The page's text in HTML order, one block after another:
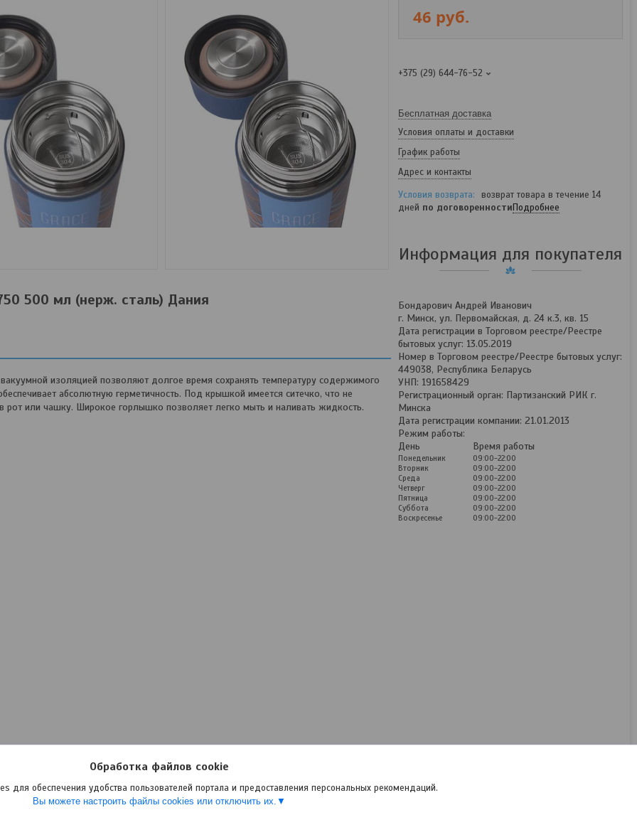
500 мл (нерж. сталь) Дания
изоляцией позволяют долгое время сохранять температуру содержимого
абсолютную герметичность. Под крышкой имеется ситечко, что не
рот или чашку. Широкое горлышко позволяет легко мыть и наливать жидкость.
46 руб.
+375 (29) 644-76-52
Бесплатная доставка
Условия оплаты и доставки
График работы
Адрес и контакты
возврат товара в течение 14
дней по договоренностиПодробнее
Информация для покупателя
Бондарович Андрей Иванович
г. Минск, ул. Первомайская, д. 24 к.3, кв. 15
Дата регистрации в Торговом реестре/Реестре
бытовых услуг: 13.05.2019
Номер в Торговом реестре/Реестре бытовых услуг:
449038, Республика Беларусь
УНП: 191658429
Регистрационный орган: Партизанский РИК г.
Минска
Дата регистрации компании: 21.01.2013
Режим работы:
День
Время работы
Понедельник
09:00-22:00
Вторник
09:00-22:00
Среда
09:00-22:00
Четверг
09:00-22:00
Пятница
09:00-22:00
Суббота
09:00-22:00
Воскресенье
09:00-22:00
Обработка файлов cookie
для обеспечения удобства пользователей портала и предоставления персональных рекомендаций.
Вы можете настроить файлы cookies или отключить их.